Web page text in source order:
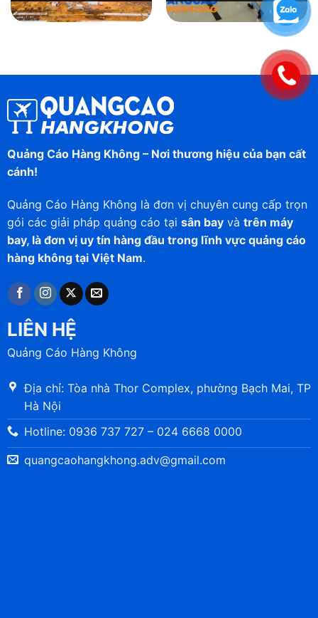
Quảng Cáo Hàng Không – Nơi thương hiệu của bạn cất
cánh!
Quảng Cáo Hàng Không là đơn vị chuyên cung cấp trọn
gói các giải pháp quảng cáo tại sân bayvà trên máy
bay, là đơn vị uy tín hàng đầu trong lĩnh vực quảng cáo
hàng không tại Việt Nam.
LIÊN HỆ
Quảng Cáo Hàng Không
Địa chỉ: Tòa nhà Thor Complex, phường Bạch Mai, TP
Hà Nội
Hotline: 0936 737 727 – 024 6668 0000
quangcaohangkhong.adv@gmail.com